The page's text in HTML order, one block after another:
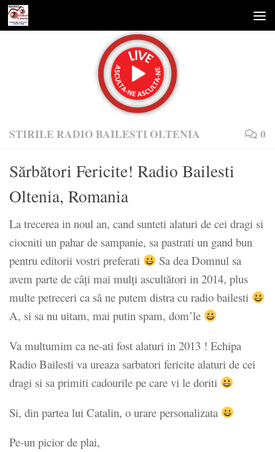
Skip to content
STIRILE RADIO BAILESTI OLTENIA 0
Sărbători Fericite! Radio Bailesti
Oltenia, Romania
La trecerea in noul an, cand sunteti alaturi de cei dragi si
ciocniti un pahar de sampanie, sa pastrati un gand bun
pentru editorii vostri preferati
Sa dea Domnul sa
avem parte de câți mai mulți ascultători in 2014, plus
multe petreceri ca să ne putem distra cu radio bailesti
A, si sa nu uitam, mai putin spam, dom’le
Va multumim ca ne-ati fost alaturi in 2013 ! Echipa
Radio Bailesti va ureaza sarbatori fericite alaturi de cei
dragi si sa primiti cadourile pe care vi le doriti
Si, din partea lui Catalin, o urare personalizata
Pe-un picior de plai,